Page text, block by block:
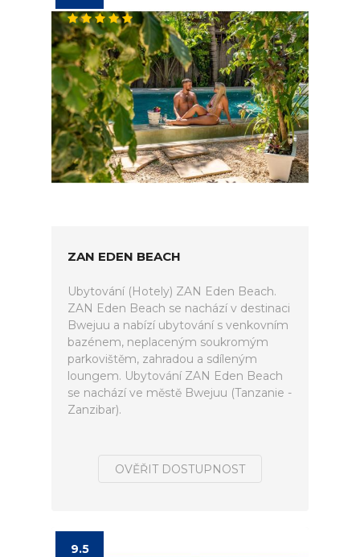
ZAN EDEN BEACH
Ubytování (Hotely) ZAN Eden Beach.
ZAN Eden Beach se nachází v destinaci
Bwejuu a nabízí ubytování s venkovním
bazénem, neplaceným soukromým
parkovištěm, zahradou a sdíleným
loungem. Ubytování ZAN Eden Beach
se nachází ve městě Bwejuu (Tanzanie -
Zanzibar).
OVĚŘIT DOSTUPNOST
9.5